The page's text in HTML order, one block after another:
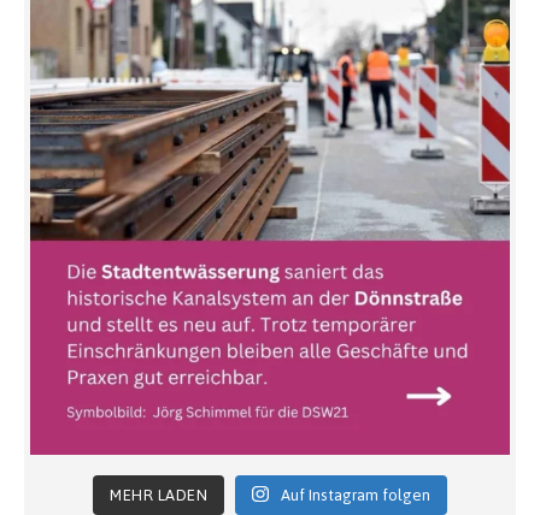
MEHR LADEN Auf Instagram folgen